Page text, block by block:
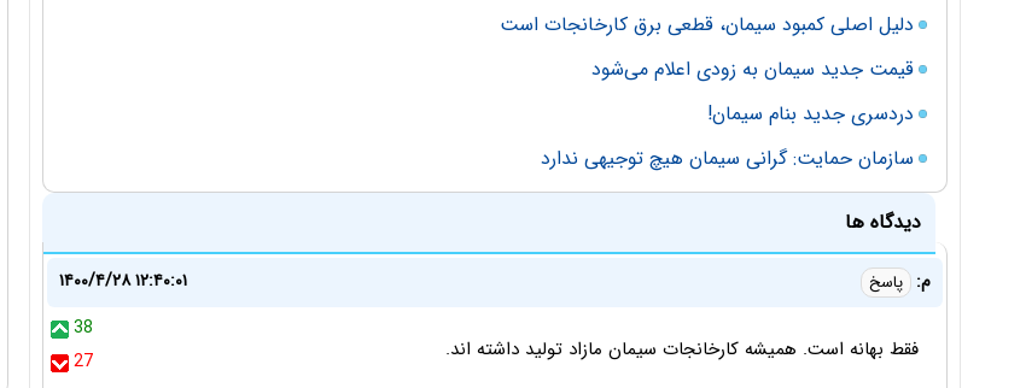
دلیل اصلی کمبود سیمان، قطعی برق کارخانجات است
قیمت جدید سیمان به زودی اعلام می‌شود
دردسری جدید بنام سیمان!
سازمان حمایت: گرانی سیمان هیچ توجیهی ندارد
دیدگاه ها
م: پاسخ
۱۴۰۰/۴/۲۸ ۱۲:۴۰:۰۱
38
27
فقط بهانه است. همیشه کارخانجات سیمان مازاد تولید داشته اند.